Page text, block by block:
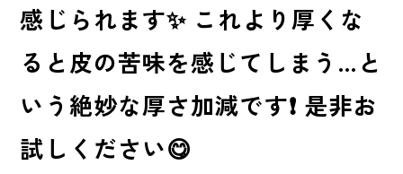
感じられます✨ これより厚くな
ると皮の苦味を感じてしまう…と
いう絶妙な厚さ加減です❗ 是非お
試しください😋